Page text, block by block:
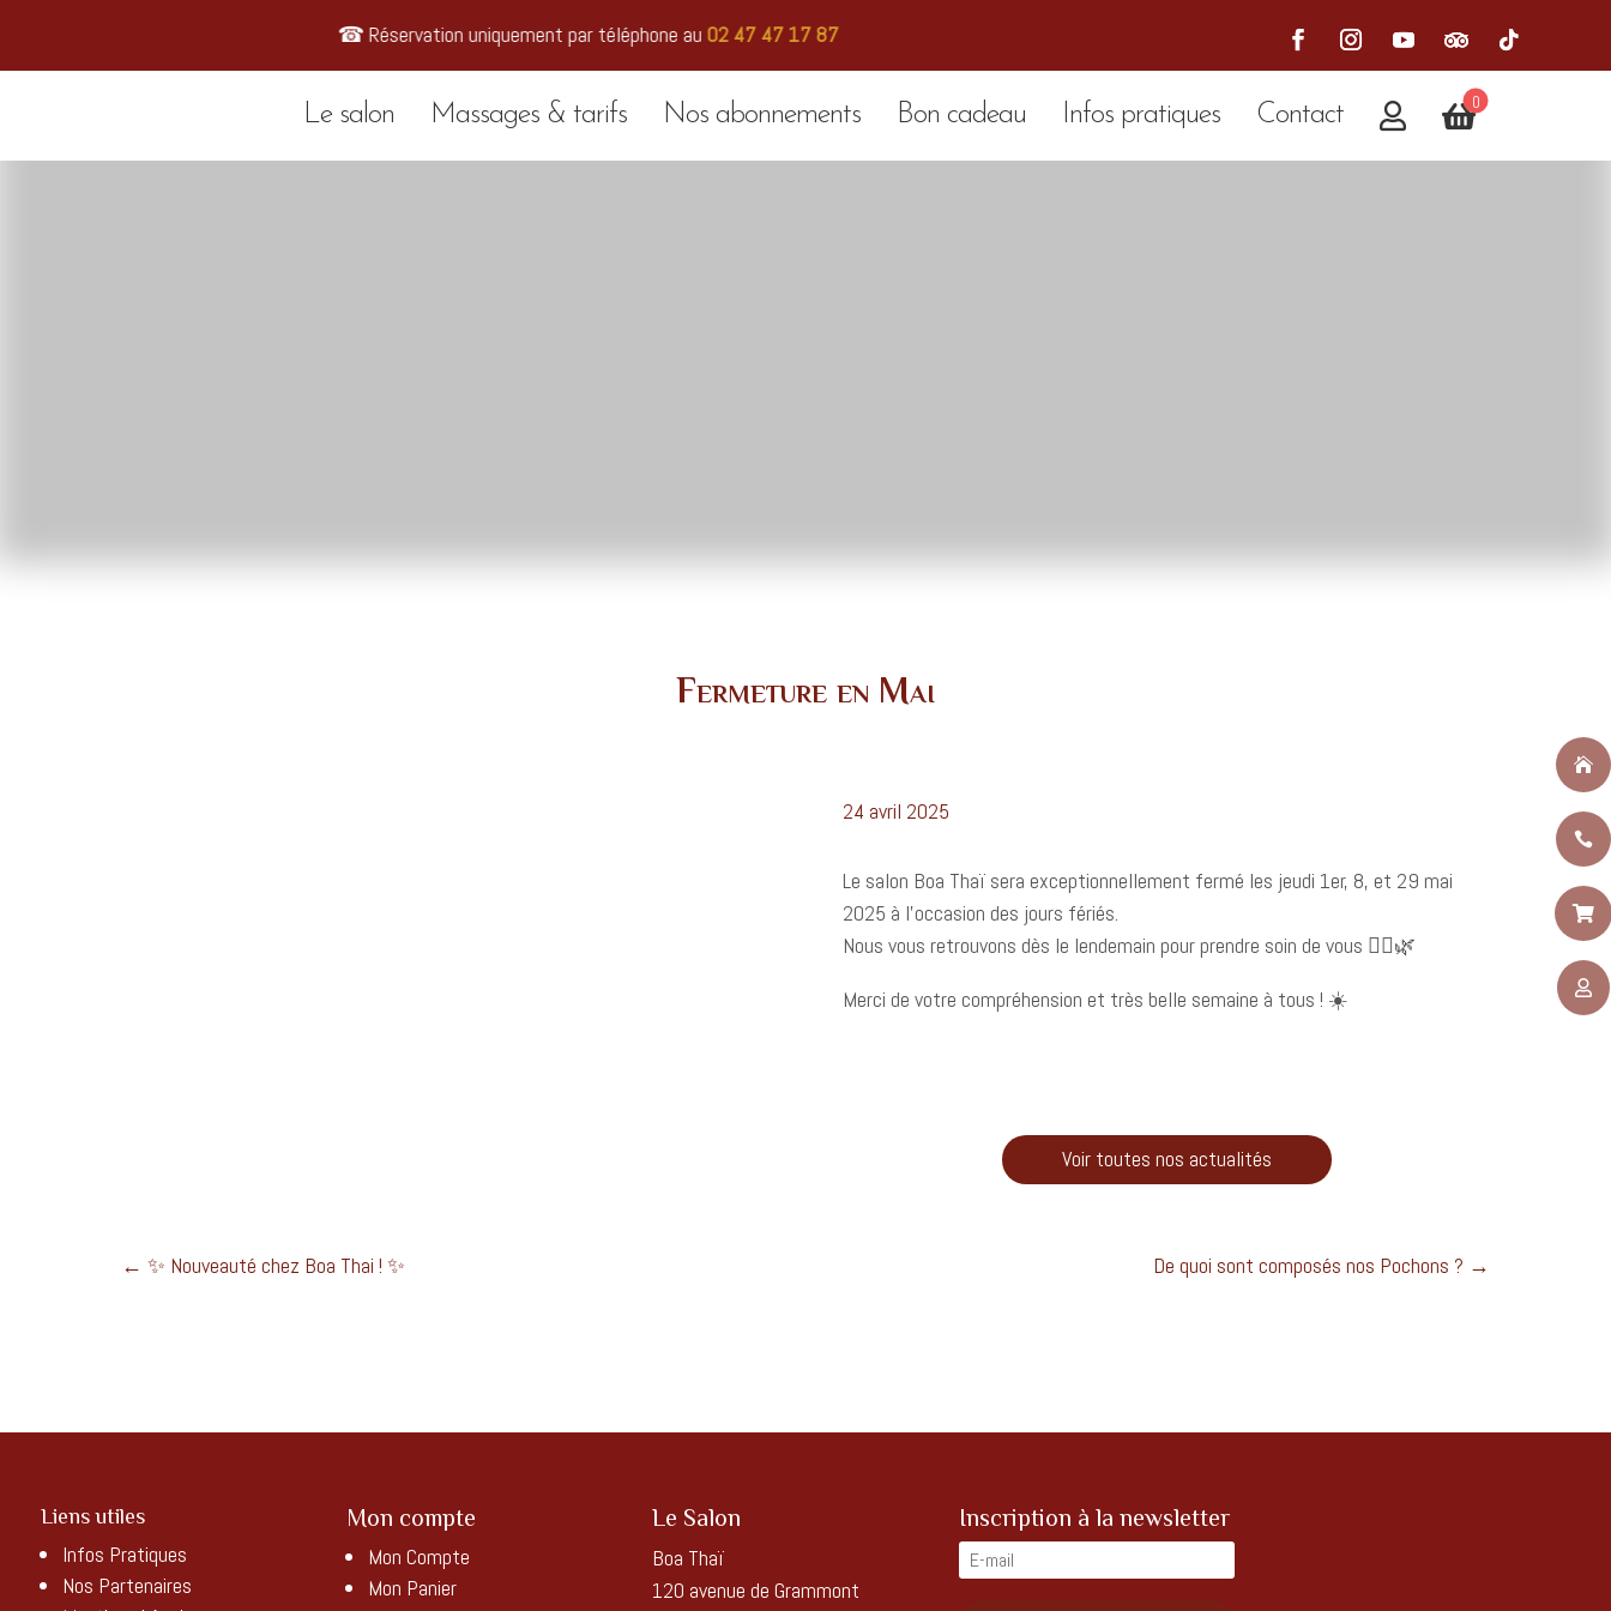
☎ Réservation uniquement par téléphone au02 47 47 17 87
Le salon Massages & tarifs Nos abonnements Bon cadeau Infos pratiques Contact  0




Fermeture en Mai
24 avril 2025
Le salon Boa Thaï sera exceptionnellement fermé les jeudi 1er, 8, et 29 mai
2025 à l’occasion des jours fériés.
Nous vous retrouvons dès le lendemain pour prendre soin de vous 💆‍♀️🌿
Merci de votre compréhension et très belle semaine à tous ! ☀️
Voir toutes nos actualités
← ✨ Nouveauté chez Boa Thai ! ✨ De quoi sont composés nos Pochons ? →
Liens utiles
Infos Pratiques
Nos Partenaires
Mon compte
Mon Compte
Mon Panier
Le Salon
Boa Thaï
120 avenue de Grammont
Inscription à la newsletter